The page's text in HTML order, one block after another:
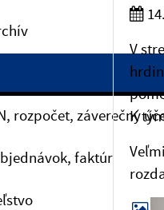
rozpočet, záverečný
faktúr
V
K